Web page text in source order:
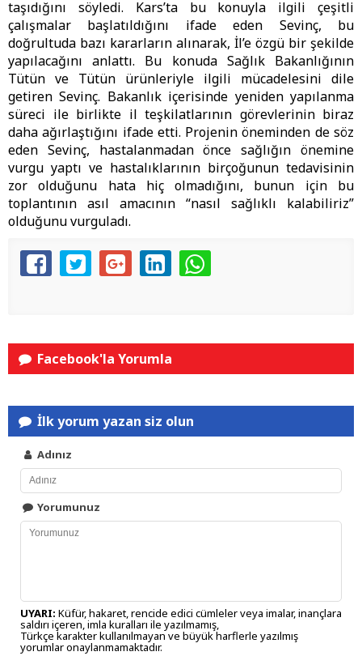
taşıdığını söyledi. Kars’ta bu konuyla ilgili çeşitli
çalışmalar başlatıldığını ifade eden Sevinç, bu
doğrultuda bazı kararların alınarak, İl’e özgü bir şekilde
yapılacağını anlattı. Bu konuda Sağlık Bakanlığının
Tütün ve Tütün ürünleriyle ilgili mücadelesini dile
getiren Sevinç. Bakanlık içerisinde yeniden yapılanma
süreci ile birlikte il teşkilatlarının görevlerinin biraz
daha ağırlaştığını ifade etti. Projenin öneminden de söz
eden Sevinç, hastalanmadan önce sağlığın önemine
vurgu yaptı ve hastalıklarının birçoğunun tedavisinin
zor olduğunu hata hiç olmadığını, bunun için bu
toplantının asıl amacının “nasıl sağlıklı kalabiliriz”
olduğunu vurguladı.
Facebook'la Yorumla
İlk yorum yazan siz olun
Adınız
Yorumunuz
UYARI: Küfür, hakaret, rencide edici cümleler veya imalar, inançlara
saldırı içeren, imla kuralları ile yazılmamış,
Türkçe karakter kullanılmayan ve büyük harflerle yazılmış
yorumlar onaylanmamaktadır.